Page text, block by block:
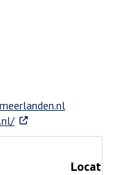
. Externe link
Locatie